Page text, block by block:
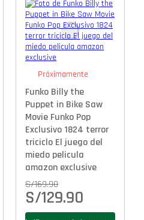
Próximamente
Funko Billy the
Puppet in Bike Saw
Movie Funko Pop
Exclusivo 1824 terror
triciclo El juego del
miedo pelicula
amazon exclusive
S/169.90
S/129.90